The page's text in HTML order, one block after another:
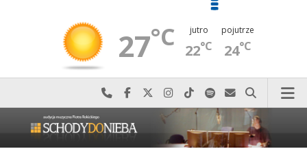
27°C jutro
22°C
pojutrze
24°C
Najlepiej po prostu do nas zadzwoń
Odwiedź nas na Facebook-u
Odwiedź nas na X
Odwiedź nas na Instagram-ie
Odwiedź nas na TikTok-u
Szukaj nas na Spotify
Wyślij do nas
Szukaj